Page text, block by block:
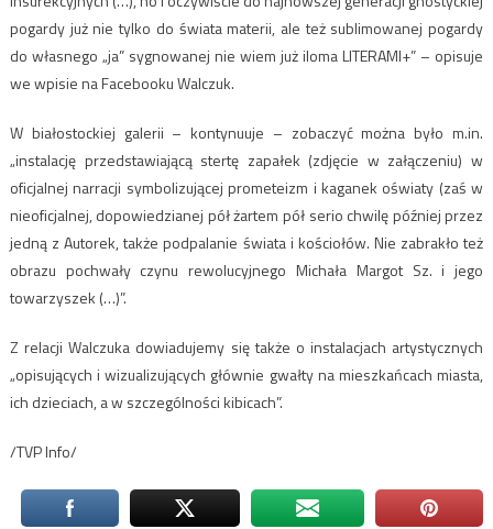
pogardy już nie tylko do świata materii, ale też sublimowanej pogardy
do własnego „ja” sygnowanej nie wiem już iloma LITERAMI+” – opisuje
we wpisie na Facebooku Walczuk.
W białostockiej galerii – kontynuuje – zobaczyć można było m.in.
„instalację przedstawiającą stertę zapałek (zdjęcie w załączeniu) w
oficjalnej narracji symbolizującej prometeizm i kaganek oświaty (zaś w
nieoficjalnej, dopowiedzianej pół żartem pół serio chwilę później przez
jedną z Autorek, także podpalanie świata i kościołów. Nie zabrakło też
obrazu pochwały czynu rewolucyjnego Michała Margot Sz. i jego
towarzyszek (…)”.
Z relacji Walczuka dowiadujemy się także o instalacjach artystycznych
„opisujących i wizualizujących głównie gwałty na mieszkańcach miasta,
ich dzieciach, a w szczególności kibicach”.
/TVP Info/